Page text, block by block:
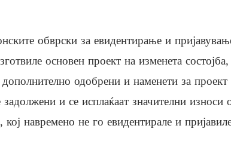
обврски за евидентирање и
основен проект на изменета состојба,
одобрени и наменети за проект
задолжени и се исплаќаат значителни износи
навремено не го евидентирале и